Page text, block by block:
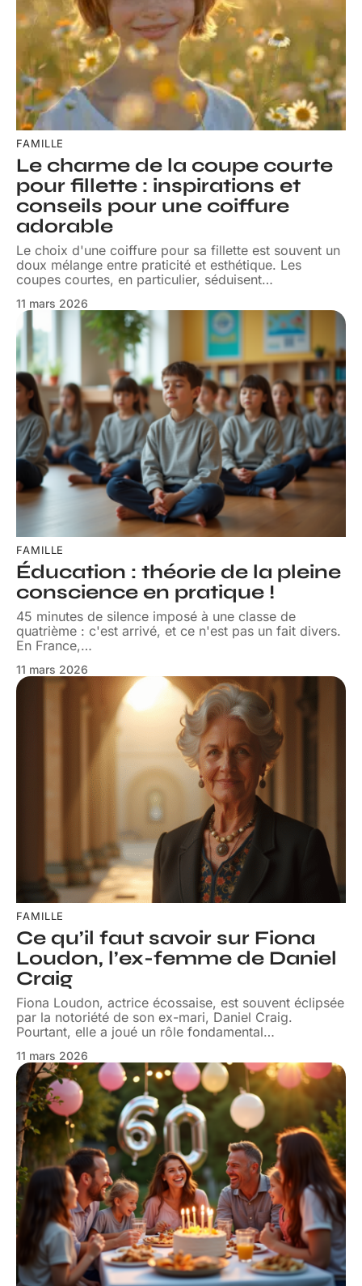
FAMILLE
Le charme de la coupe courte
pour fillette : inspirations et
conseils pour une coiffure
adorable
Le choix d'une coiffure pour sa fillette est souvent un
doux mélange entre praticité et esthétique. Les
coupes courtes, en particulier, séduisent…
11 mars 2026
FAMILLE
Éducation : théorie de la pleine
conscience en pratique !
45 minutes de silence imposé à une classe de
quatrième : c'est arrivé, et ce n'est pas un fait divers.
En France,…
11 mars 2026
FAMILLE
Ce qu’il faut savoir sur Fiona
Loudon, l’ex-femme de Daniel
Craig
Fiona Loudon, actrice écossaise, est souvent éclipsée
par la notoriété de son ex-mari, Daniel Craig.
Pourtant, elle a joué un rôle fondamental…
11 mars 2026